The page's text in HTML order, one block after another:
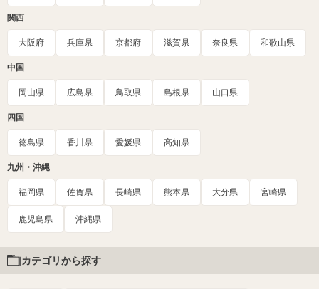
関西
大阪府 兵庫県 京都府 滋賀県 奈良県 和歌山県
中国
岡山県 広島県 鳥取県 島根県 山口県
四国
徳島県 香川県 愛媛県 高知県
九州・沖縄
福岡県 佐賀県 長崎県 熊本県 大分県 宮崎県
鹿児島県 沖縄県
カテゴリから探す